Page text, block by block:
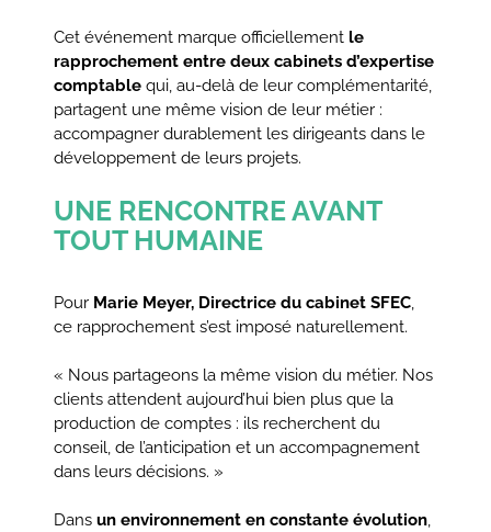
Cet événement marque officiellementle
rapprochement entre deux cabinets d’expertise
comptable qui, au-delà de leur complémentarité,
partagent une même vision de leur métier :
accompagner durablement les dirigeants dans le
développement de leurs projets.
UNE RENCONTRE AVANT
TOUT HUMAINE
Pour Marie Meyer, Directrice du cabinet SFEC
ce rapprochement s’est imposé naturellement.
« Nous partageons la même vision du métier. Nos
clients attendent aujourd’hui bien plus que la
production de comptes : ils recherchent du
conseil, de l’anticipation et un accompagnement
dans leurs décisions. »
Dansun environnement en constante évolution